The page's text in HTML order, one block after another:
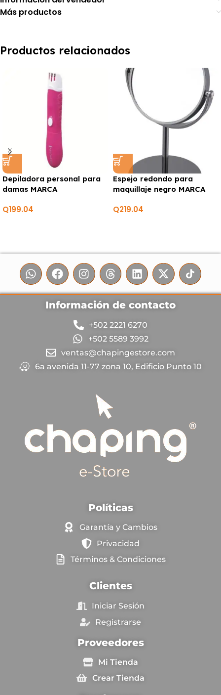
Más productos
Productos relacionados
Depiladora personal para
damas MARCA
Q199.04
Espejo redondo para
maquillaje negro MARCA
Q219.04
Información de contacto
+502 2221 6270
+502 5589 3992
ventas@chapingestore.com
6a avenida 11-77 zona 10, Edificio Punto 10
Políticas
Garantía y Cambios
Privacidad
Términos & Condiciones
Clientes
Iniciar Sesión
Registrarse
Proveedores
Mi Tienda
Crear Tienda